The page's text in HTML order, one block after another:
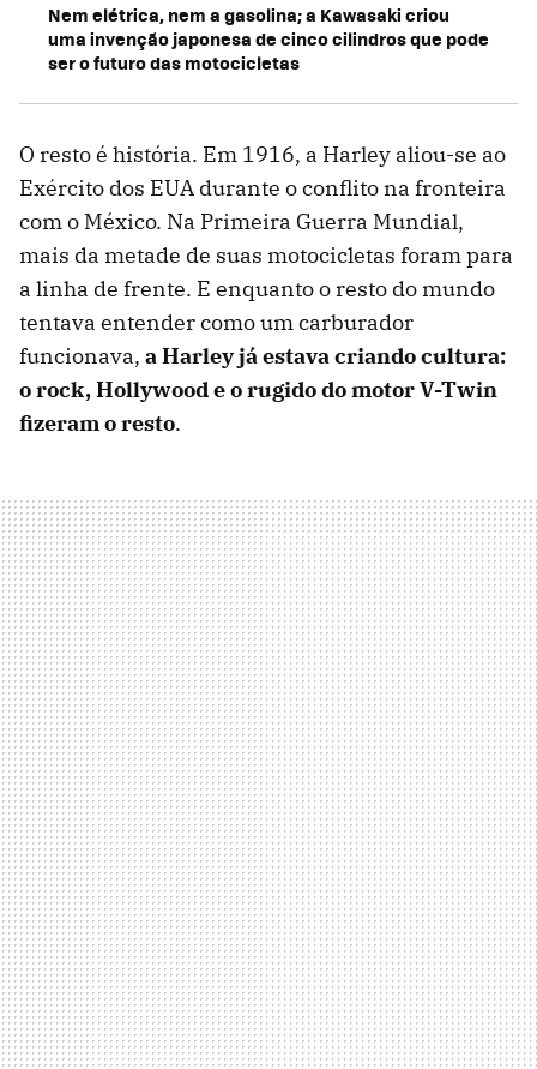
Nem elétrica, nem a gasolina; a Kawasaki criou
uma invenção japonesa de cinco cilindros que pode
ser o futuro das motocicletas
O resto é história. Em 1916, a Harley aliou-se ao
Exército dos EUA durante o conflito na fronteira
com o México. Na Primeira Guerra Mundial,
mais da metade de suas motocicletas foram para
a linha de frente. E enquanto o resto do mundo
tentava entender como um carburador
funcionava, a Harley já estava criando cultura:
o rock, Hollywood e o rugido do motor V-Twin
fizeram o resto.